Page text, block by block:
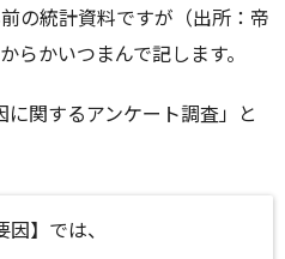
の統計資料ですが（出所：帝
らかいつまんで記します。
に関するアンケート調査」と
】では、